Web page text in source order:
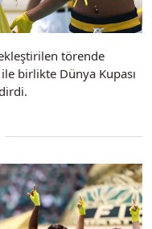
törende
birlikte Dünya Kupası